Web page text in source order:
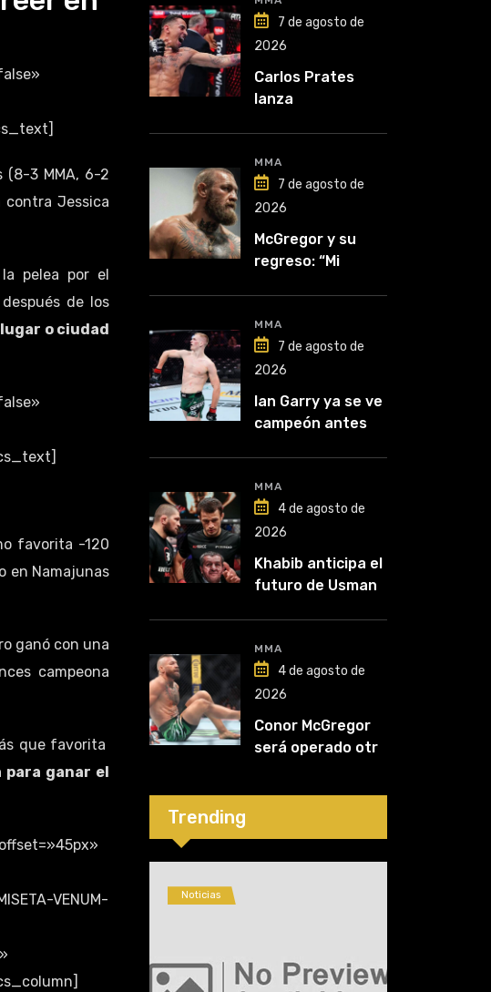
3 MMA, 6-2
contra Jessica
pelea por el
de los
o ciudad
favorita -120
en Namajunas
ganó con una
campeona
que favorita
para ganar el
VENUM-
7 de agosto de
2026
Carlos Prates
lanza
MMA
7 de agosto de
2026
McGregor y su
regreso: “Mi
MMA
7 de agosto de
2026
Ian Garry ya se ve
campeón antes
MMA
4 de agosto de
2026
Khabib anticipa el
futuro de Usman
liga competirá”
MMA
4 de agosto de
2026
Conor McGregor
será operado otra
cirugía número
Trending
Noticias